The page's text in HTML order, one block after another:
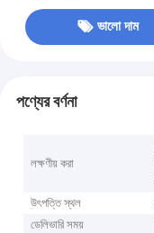
ভালো দাম
পণ্যের বর্ণনা
লক্ষণীয় করা
উৎপত্তি স্থল
ডেলিভারি সময়